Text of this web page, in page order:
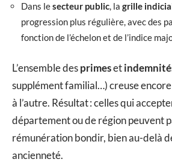
Dans lesecteur public, la grille
progression plus régulière, avec des
fonction de l’échelon et de l’indice
L’ensemble desprimeset
supplément familial…) creuse encore
à l’autre. Résultat : celles qui
département ou de région peuvent
rémunération bondir, bien au-delà
ancienneté.